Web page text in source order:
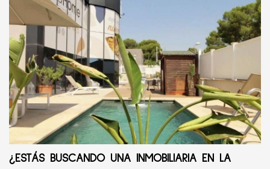
¿ESTÁS BUSCANDO UNA INMOBILIARIA EN LA